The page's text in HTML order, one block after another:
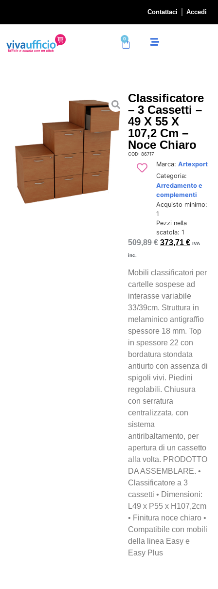
Contattaci Accedi
0
Classificatore
– 3 Cassetti –
49 X 55 X
107,2 Cm –
Noce Chiaro
COD: 86717
Marca: Artexport
Categoria:
Arredamento e
complementi
Acquisto minimo:
1
Pezzi nella
scatola: 1
509,89€ 373,71€ IVA
inc.
Mobili classificatori per
cartelle sospese ad
interasse variabile
33/39cm. Struttura in
melaminico antigraffio
spessore 18 mm. Top
in spessore 22 con
bordatura stondata
antiurto con assenza di
spigoli vivi. Piedini
regolabili. Chiusura
con serratura
centralizzata, con
sistema
antiribaltamento, per
apertura di un cassetto
alla volta. PRODOTTO
DA ASSEMBLARE. •
Classificatore a 3
cassetti • Dimensioni:
L49 x P55 x H107,2cm
• Finitura noce chiaro •
Compatibile con mobili
della linea Easy e
Easy Plus